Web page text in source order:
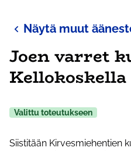
Näytä muut
Joen varret
Kellokoskella
Valittu toteutukseen
Siistitään Kirvesmiehentien